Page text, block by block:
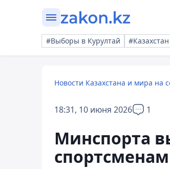
#Выборы в Курултай
Новости Казахстана и мира на
18:31, 10 июня 2026 1
Минспорта